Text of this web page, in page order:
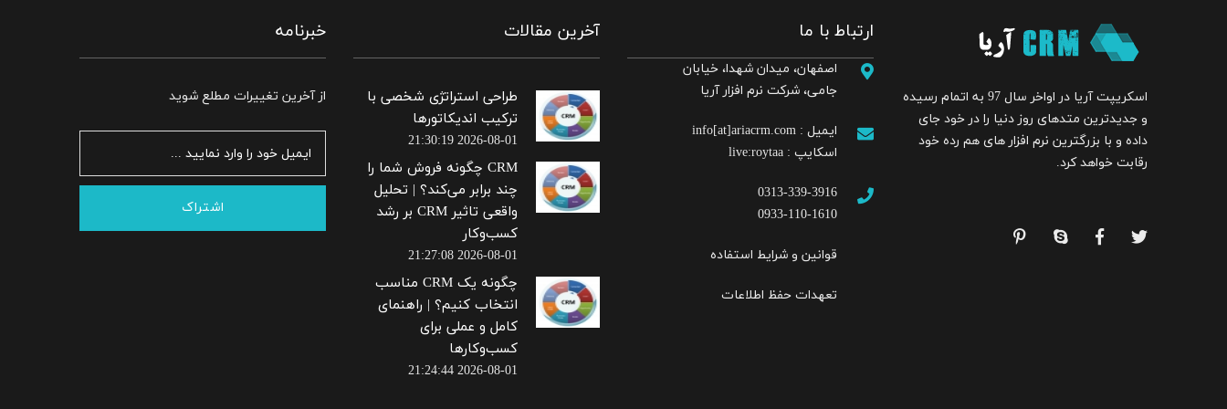
اسکریپت آریا در اواخر سال 97 به اتمام رسیده
و جدیدترین متدهای روز دنیا را در خود جای
داده و با بزرگترین نرم افزار های هم رده خود
رقابت خواهد کرد.
ارتباط با ما
اصفهان، میدان شهدا، خیابان
جامی، شرکت نرم افزار آریا
ایمیل : info[at]ariacrm.com
اسکایپ : live:roytaa
0313-339-3916
0933-110-1610
قوانین و شرایط استفاده
تعهدات حفظ اطلاعات
آخرین مقالات
طراحی استراتژی شخصی با
ترکیب اندیکاتورها
2026-08-01 21:30:19
CRM چگونه فروش شما را
چند برابر می‌کند؟ | تحلیل
واقعی تاثیر CRM بر رشد
کسب‌وکار
2026-08-01 21:27:08
چگونه یک CRM مناسب
انتخاب کنیم؟ | راهنمای
کامل و عملی برای
کسب‌وکارها
2026-08-01 21:24:44
خبرنامه
از آخرین تغییرات مطلع شوید
اشتراک